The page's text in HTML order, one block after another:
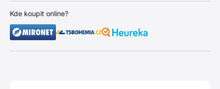
Kde koupit online?